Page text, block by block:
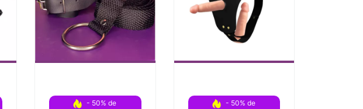
- 50% de
- 50% de